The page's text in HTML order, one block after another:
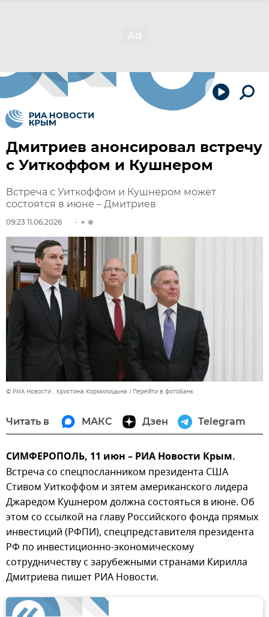
Дмитриев анонсировал встречу
с Уиткоффом и Кушнером
Встреча с Уиткоффом и Кушнером может
состоятся в июне – Дмитриев
09:23 11.06.2026
© РИА Новости . Кристина Кормилицына Перейти в фотобанк
Читать в МАКС Дзен Telegram
СИМФЕРОПОЛЬ, 11 июн – РИА Новости Крым.
Встреча со спецпосланником президента США
Стивом Уиткоффом и зятем американского лидера
Джаредом Кушнером должна состояться в июне. Об
этом со ссылкой на главу Российского фонда прямых
инвестиций (РФПИ), спецпредставителя президента
РФ по инвестиционно-экономическому
сотрудничеству с зарубежными странами Кирилла
Дмитриева пишет РИА Новости.